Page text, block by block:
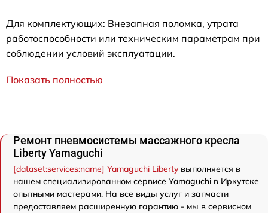
Для комплектующих: Внезапная поломка, утрата
работоспособности или техническим параметрам при
соблюдении условий эксплуатации.
Показать полностью
Ремонт пневмосистемы массажного кресла
Liberty Yamaguchi
[dataset:services:name] Yamaguchi Libertyвыполняется в
нашем специализированном сервисе Yamaguchi в Иркутске
опытными мастерами. На все виды услуг и запчасти
предоставляем расширенную гарантию - мы в сервисном